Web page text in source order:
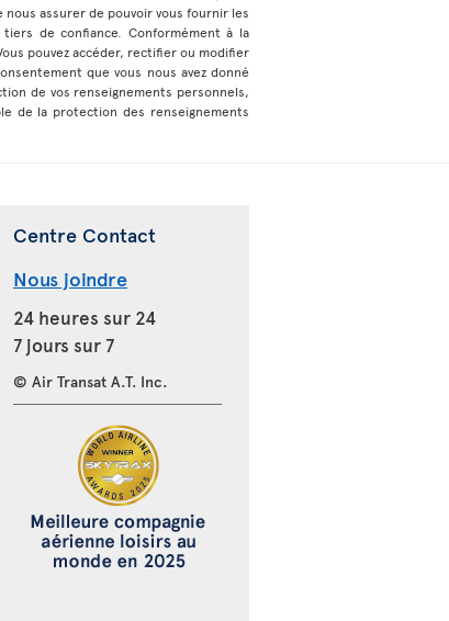
assurer de pouvoir vous fournir les
de confiance. Conformément à la
pouvez accéder, rectifier ou modifier
que vous nous avez donné
de vos renseignements personnels,
de la protection des renseignements
Centre Contact
Nous joindre
24 heures sur 24
7 jours sur 7
© Air Transat A.T. Inc.